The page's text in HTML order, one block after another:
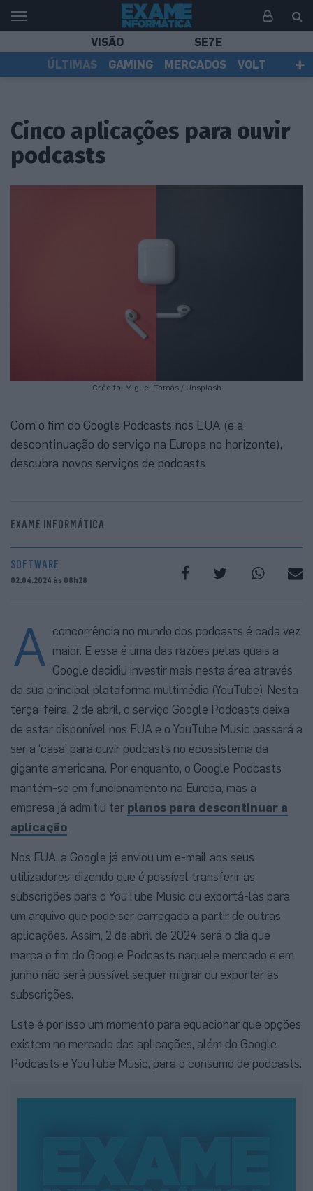
VISÃO
SE7E
ÚLTIMAS
GAMING MERCADOS
VOLT
Cinco aplicações para ouvir
podcasts
Crédito: Miguel Tomás / Unsplash
Com o fim do Google Podcasts nos EUA (e a
descontinuação do serviço na Europa no horizonte),
descubra novos serviços de podcasts
EXAME INFORMÁTICA
SOFTWARE
02.04.2024 às 08h28
A concorrência no mundo dos podcasts é cada vez
maior. E essa é uma das razões pelas quais a
Google decidiu investir mais nesta área através
da sua principal plataforma multimédia (YouTube). Nesta
terça-feira, 2 de abril, o serviço Google Podcasts deixa
de estar disponível nos EUA e o YouTube Music passará a
ser a ‘casa’ para ouvir podcasts no ecossistema da
gigante americana. Por enquanto, o Google Podcasts
mantém-se em funcionamento na Europa, mas a
empresa já admitiu ter planos para descontinuar a
aplicação.
Nos EUA, a Google já enviou um e-mail aos seus
utilizadores, dizendo que é possível transferir as
subscrições para o YouTube Music ou exportá-las para
um arquivo que pode ser carregado a partir de outras
aplicações. Assim, 2 de abril de 2024 será o dia que
marca o fim do Google Podcasts naquele mercado e em
junho não será possível sequer migrar ou exportar as
subscrições.
Este é por isso um momento para equacionar que opções
existem no mercado das aplicações, além do Google
Podcasts e YouTube Music, para o consumo de podcasts.